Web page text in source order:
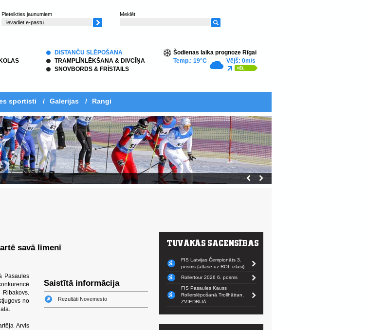
Pieteikties jaunumiem Meklēt
DISTANČU SLĒPOŠANA
TRAMPLĪNLĒKŠANA & DIVCĪŅA
SNOVBORDS & FRĪSTAILS
Šodienas laika prognoze Rīgai
Temp.: 19°C
Vējš: 0m/s
sportisti / Galerijas / Rangi
savā līmenī
Saistītā informācija
Rezultāti Novemesto
Pasaules
no
Arvis
FIS Latvijas Čempionāts 3.
posms (atlase uz ROL izlasi)
Rollertour 2026 6. posms
FIS Pasaules Kauss
Rollerslēpošanā Trollhättan,
ZVIEDRIJĀ